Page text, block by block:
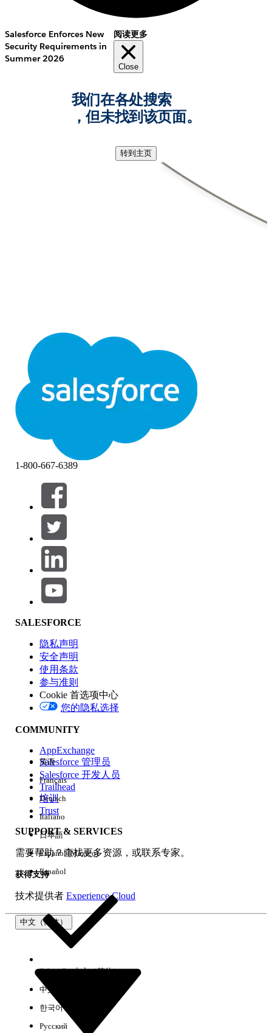
Salesforce Enforces New
Security Requirements in
Summer 2026
阅读更多
Close
我们在各处搜索
，但未找到该页面。
转到主页
1-800-667-6389
SALESFORCE
隐私声明
安全声明
使用条款
参与准则
Cookie 首选项中心
您的隐私选择
COMMUNITY
AppExchange
Salesforce 管理员
Salesforce 开发人员
Trailhead
培训
Trust
SUPPORT & SERVICES
需要帮助？查找更多资源，或联系专家。
获得支持
技术提供者 Experience Cloud
中文（简体）
英语
Français
Deutsch
Italiano
日本語
Español (México)
Español
Select Org中文（简体）
中文（繁体）
한국어
Русский